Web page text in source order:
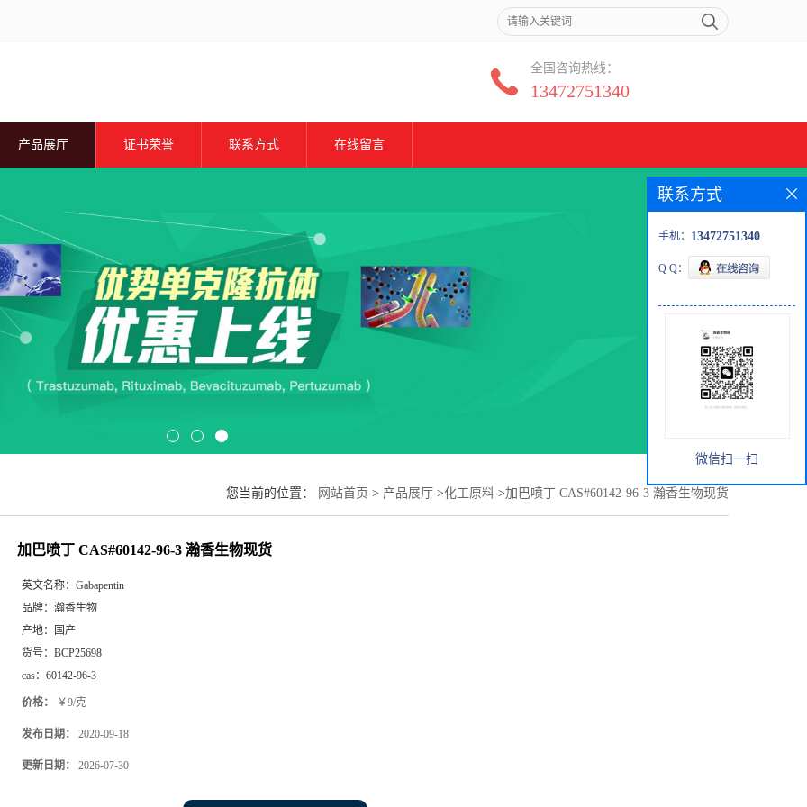
全国咨询热线：
13472751340
产品展厅 证书荣誉 联系方式 在线留言
您当前的位置： 网站首页 > 产品展厅 >化工原料 >加巴喷丁 CAS#60142-96-3 瀚香生物现货
加巴喷丁 CAS#60142-96-3 瀚香生物现货
英文名称： Gabapentin
品牌： 瀚香生物
产地：
国产
货号： BCP25698
cas： 60142-96-3
价格： ￥9/克
发布日期： 2020-09-18
更新日期： 2026-07-30
联系方式
手机： 13472751340
Q Q：
微信扫一扫